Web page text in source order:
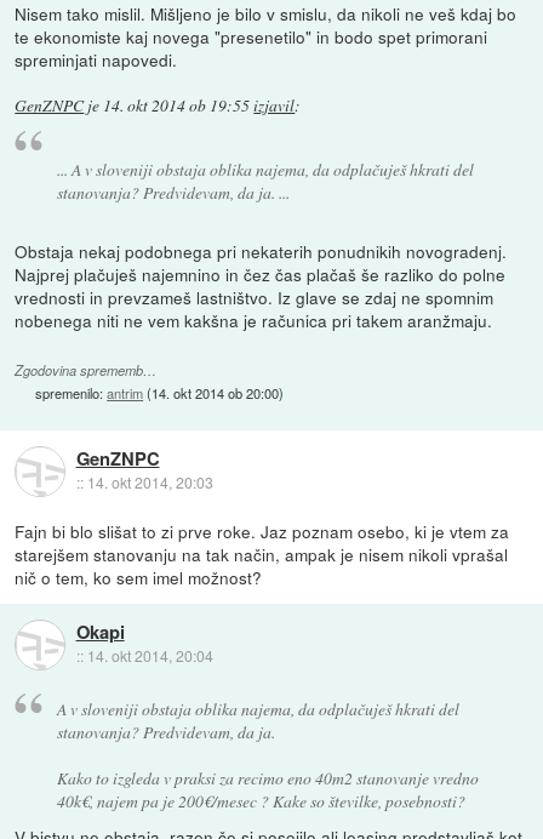
Nisem tako mislil. Mišljeno je bilo v smislu, da nikoli ne veš kdaj bo
te ekonomiste kaj novega "presenetilo" in bodo spet primorani
spreminjati napovedi.
GenZNPCje 14. okt 2014 ob 19:55izjavil:
... A v sloveniji obstaja oblika najema, da odplačuješ hkrati del
stanovanja? Predvidevam, da ja. ...
Obstaja nekaj podobnega pri nekaterih ponudnikih novogradenj.
Najprej plačuješ najemnino in čez čas plačaš še razliko do polne
vrednosti in prevzameš lastništvo. Iz glave se zdaj ne spomnim
nobenega niti ne vem kakšna je računica pri takem aranžmaju.
Zgodovina sprememb…
spremenilo:antrim(14. okt 2014 ob 20:00)
GenZNPC
:: 14. okt 2014, 20:03
Fajn bi blo slišat to zi prve roke. Jaz poznam osebo, ki je vtem za
starejšem stanovanju na tak način, ampak je nisem nikoli vprašal
nič o tem, ko sem imel možnost?
Okapi
:: 14. okt 2014, 20:04
A v sloveniji obstaja oblika najema, da odplačuješ hkrati del
stanovanja? Predvidevam, da ja.
Kako to izgleda v praksi za recimo eno 40m2 stanovanje vredno
40k€, najem pa je 200€/mesec ? Kake so številke, posebnosti?